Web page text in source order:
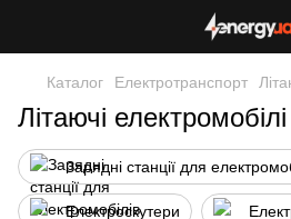
Каталог Електротранспорт
Літаючі електромобілі
Зарядні станції для
Електроскутери